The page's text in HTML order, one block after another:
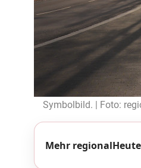
Symbolbild. | Foto:
Mehr